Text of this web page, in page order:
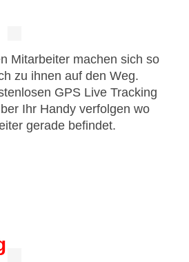
Mitarbeiter machen sich so
zu ihnen auf den Weg.
GPS Live Tracking
Ihr Handy verfolgen wo
gerade befindet.